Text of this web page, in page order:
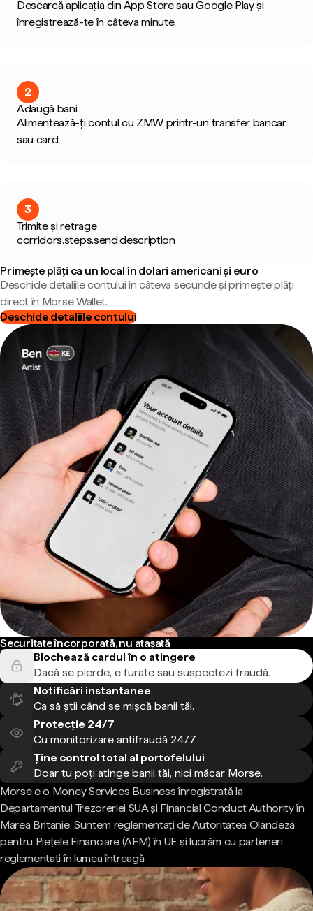
Descarcă aplicația din App Store sau Google Play și
înregistrează-te în câteva minute.
2
Adaugă bani
Alimentează-ți contul cu ZMW printr-un transfer bancar
sau card.
3
Trimite și retrage
corridors.steps.send.description
Primește plăți ca un local în dolari americani și euro
Deschide detaliile contului în câteva secunde și primește plăți
direct în Morse Wallet.
Deschide detaliile contului
Securitate încorporată, nu atașată
Blochează cardul în o atingere
Dacă se pierde, e furate sau suspectezi fraudă.
Notificări instantanee
Ca să știi când se mișcă banii tăi.
Protecție 24/7
Cu monitorizare antifraudă 24/7.
Ține control total al portofelului
Doar tu poți atinge banii tăi, nici măcar Morse.
Morse e o Money Services Business înregistrată la
Departamentul Trezoreriei SUA și Financial Conduct Authority în
Marea Britanie. Suntem reglementați de Autoritatea Olandeză
pentru Piețele Financiare (AFM) în UE și lucrăm cu parteneri
reglementați în lumea întreagă.